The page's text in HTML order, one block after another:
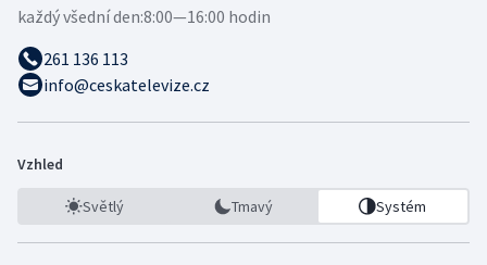
každý všední den:8:00—16:00 hodin
261 136 113
info@ceskatelevize.cz
Vzhled
Světlý Tmavý Systém